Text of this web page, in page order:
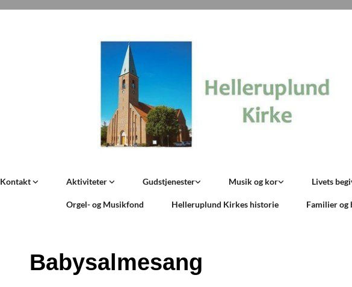
Kontakt Aktiviteter Gudstjenester Musik og kor Livets
Orgel- og Musikfond Helleruplund Kirkes historie Familier og
Babysalmesang